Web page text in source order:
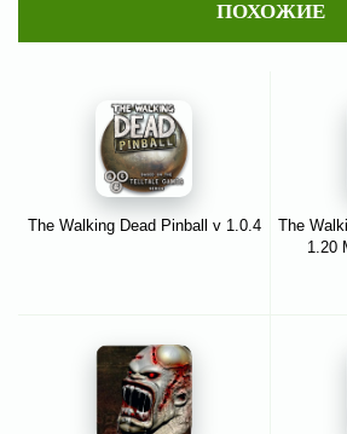
ПОХОЖИЕ
The Walking Dead Pinball v 1.0.4
The
1.20